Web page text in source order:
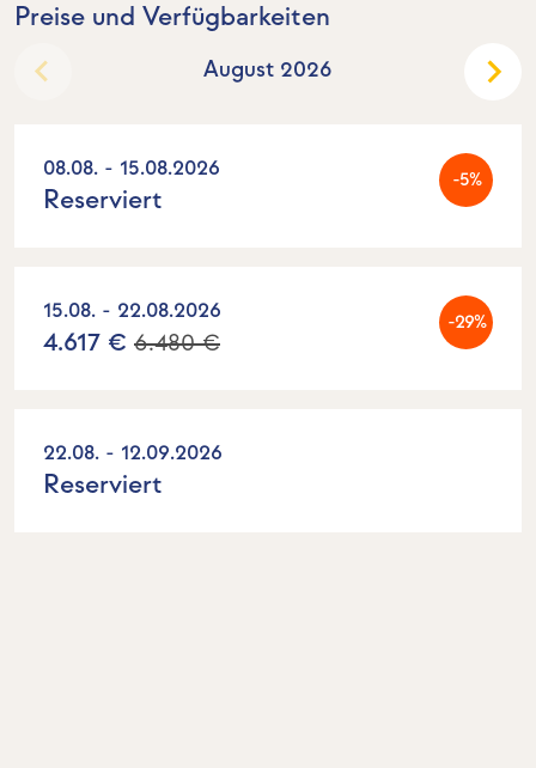
Preise und Verfügbarkeiten
August 2026
08.08. - 15.08.2026 -5%
Reserviert
15.08. - 22.08.2026 -29%
4.617 € 6.480 €
22.08. - 12.09.2026
Reserviert